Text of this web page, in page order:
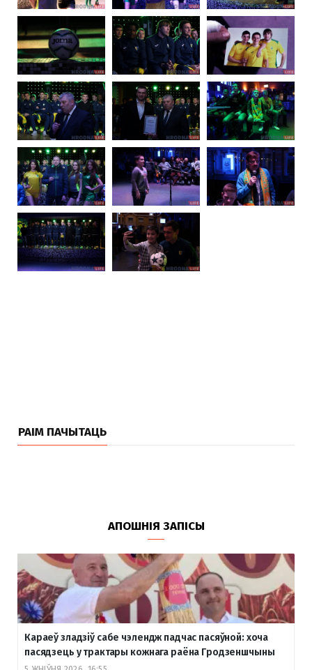
РАІМ ПАЧЫТАЦЬ
АПОШНІЯ ЗАПІСЫ
Караеў зладзіў сабе чэлендж падчас пасяўной: хоча
пасядзець у трактары кожнага раёна Гродзеншчыны